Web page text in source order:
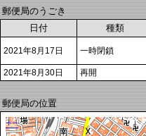
郵便局のうごき
日付
種類
2021年8月17日 一時閉鎖
2021年8月30日
再開
郵便局の位置